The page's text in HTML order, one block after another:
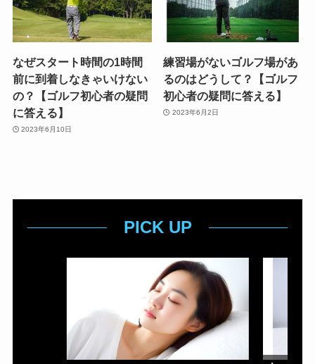
なぜスタート時間の1時間
前に到着しなきゃいけない
の？【ゴルフ初心者の疑問
に答える】
2023年6月10日
練習場がないゴルフ場があ
るのはどうして？【ゴルフ
初心者の疑問に答える】
2023年6月2日
PICK UP